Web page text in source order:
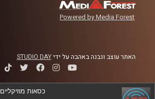
Powered by Media Forest
האתר עוצב ונבנה באהבה על ידיSTUDIO DAY
כסאות מוזיקליים